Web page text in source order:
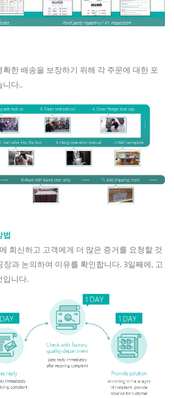
한 배송을 보장하기 위해 각 주문에 대한 포
니다..
법
회신하고 고객에게 더 많은 증거를 요청할 것
장과 논의하여 이유를 확인합니다. 3일째에, 고
입니다.